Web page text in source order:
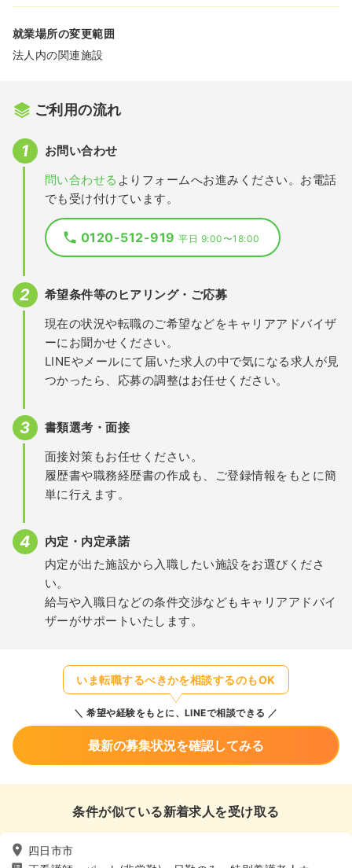
就業場所の変更範囲
法人内の関連施設
ご利用の流れ
お問い合わせ
問い合わせる よりフォームへお進みください。お電話
でも受け付けています。
0120-512-919平日 9:00〜18:00
希望条件等のヒアリング・ご応募
現在の状況や転職のご希望などをキャリアアドバイザ
ーにお聞かせください。
LINEやメールにて届いた求人の中で気になる求人が見
つかったら、応募の調整はお任せください。
書類選考・面接
面接対策もお任せください。
履歴書や職務経歴書の作成も、ご登録情報をもとに簡
単に行えます。
内定・内定承諾
内定が出た施設から入職したい施設をお選びくださ
い。
給与や入職日などの条件交渉などもキャリアアドバイ
ザーがサポートいたします。
いま転職するべきかを相談するのもOK
希望や経験をもとに、LINEで相談できる
最新の募集状況を確認してみる
条件が似ている新着求人を受け取る
四日市市